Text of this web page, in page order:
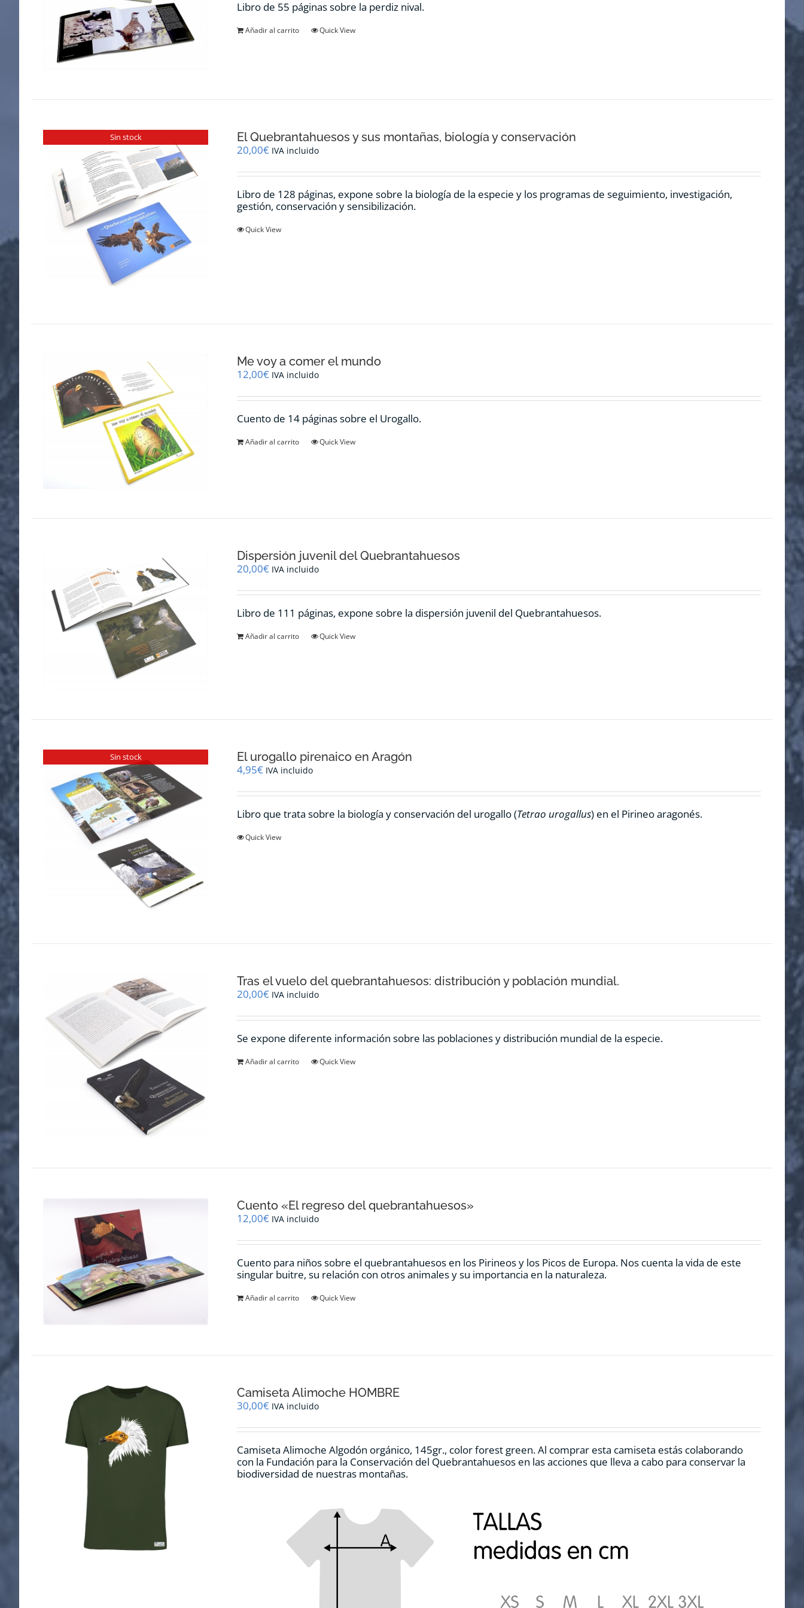
Libro de 55 páginas sobre la perdiz nival.
Añadir al carrito Quick View
Sin stock El Quebrantahuesos y sus montañas, biología y conservación
20,00€ IVA incluido
Libro de 128 páginas, expone sobre la biología de la especie y los programas de seguimiento, investigación,
gestión, conservación y sensibilización.
Quick View
Me voy a comer el mundo
12,00€ IVA incluido
Cuento de 14 páginas sobre el Urogallo.
Añadir al carrito Quick View
Dispersión juvenil del Quebrantahuesos
20,00€ IVA incluido
Libro de 111 páginas, expone sobre la dispersión juvenil del Quebrantahuesos.
Añadir al carrito Quick View
Sin stock El urogallo pirenaico en Aragón
4,95€ IVA incluido
Libro que trata sobre la biología y conservación del urogallo (Tetrao urogallus) en el Pirineo aragonés.
Quick View
Tras el vuelo del quebrantahuesos: distribución y población mundial.
20,00€ IVA incluido
Se expone diferente información sobre las poblaciones y distribución mundial de la especie.
Añadir al carrito Quick View
Cuento «El regreso del quebrantahuesos»
12,00€ IVA incluido
Cuento para niños sobre el quebrantahuesos en los Pirineos y los Picos de Europa. Nos cuenta la vida de este
singular buitre, su relación con otros animales y su importancia en la naturaleza.
Añadir al carrito Quick View
Camiseta Alimoche HOMBRE
30,00€ IVA incluido
Camiseta Alimoche Algodón orgánico, 145gr., color forest green. Al comprar esta camiseta estás colaborando
con la Fundación para la Conservación del Quebrantahuesos en las acciones que lleva a cabo para conservar la
biodiversidad de nuestras montañas.